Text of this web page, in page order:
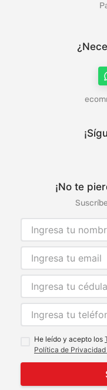
¡No te
He leído y acepto los
Política de